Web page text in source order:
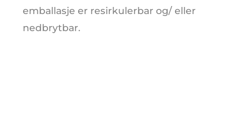
emballasje er resirkulerbar og/ eller
nedbrytbar.